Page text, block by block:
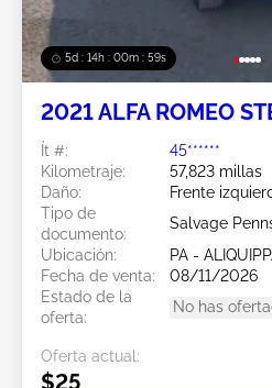
5d : 14h : 00m : 56s
2021 ALFA ROMEO
Ít #:
45******
Kilometraje:
57,823 millas
Daño:
Frente
Tipo de
documento:
Salvage
Ubicación:
PA -
Fecha de venta:
08/11/2026
Estado de la
oferta:
No has
Oferta actual:
$25